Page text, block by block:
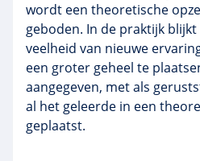
wordt een theoretische
geboden. In de praktijk
veelheid van nieuwe
een groter geheel te
aangegeven, met als
al het geleerde in een
geplaatst.